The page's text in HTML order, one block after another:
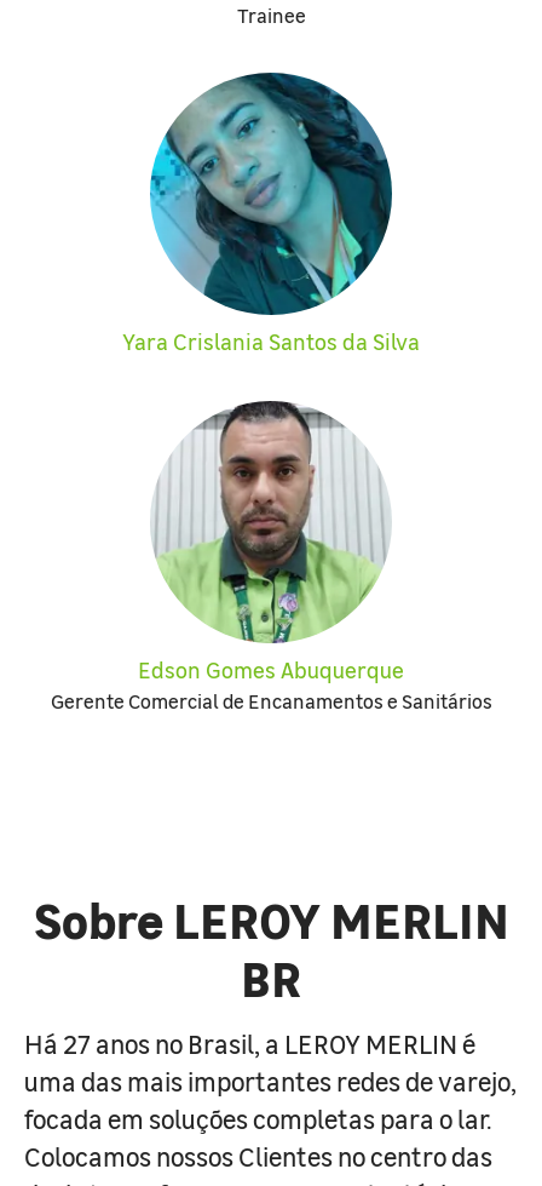
Trainee
Yara Crislania Santos da Silva
Edson Gomes Abuquerque
Gerente Comercial de Encanamentos e Sanitários
Sobre LEROY MERLIN
BR
Há 27 anos no Brasil, a LEROY MERLIN é
uma das mais importantes redes de varejo,
focada em soluções completas para o lar.
Colocamos nossos Clientes no centro das